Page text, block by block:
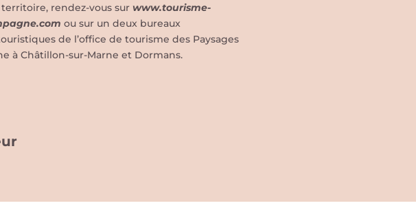
rendez-vous sur www.tourisme-
ou sur un deux bureaux
de l’office de tourisme des Paysages
à Châtillon-sur-Marne et Dormans.